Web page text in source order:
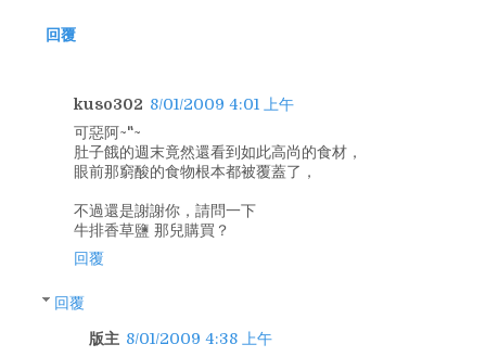
回覆
kuso302 8/01/2009 4:01 上午
可惡阿~"~
肚子餓的週末竟然還看到如此高尚的食材，
眼前那窮酸的食物根本都被覆蓋了，
不過還是謝謝你，請問一下
牛排香草鹽 那兒購買？
回覆
回覆
版主 8/01/2009 4:38 上午